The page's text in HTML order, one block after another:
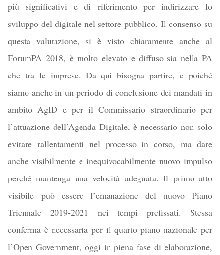
più significativi e di riferimento per indirizzare lo
sviluppo del digitale nel settore pubblico. Il consenso su
questa valutazione, si è visto chiaramente anche al
ForumPA 2018, è molto elevato e diffuso sia nella PA
che tra le imprese. Da qui bisogna partire, e poiché
siamo anche in un periodo di conclusione dei mandati in
ambitoAgID eper ilCommissario straordinario per
l’attuazione dell’Agenda Digitale, è necessario non solo
evitare rallentamenti nelprocesso in corso, ma dare
anche visibilmente e inequivocabilmente nuovo impulso
perché mantenga una velocità adeguata.Il primo atto
visibile può essere l’emanazione del nuovo Piano
Triennale 2019-2021 nei tempi prefissati. Stessa
conferma è necessaria per il quarto piano nazionale per
l’Open Government, oggi in piena fase di elaborazione,